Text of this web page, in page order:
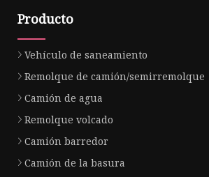
Producto
Vehículo de saneamiento
Remolque de camión/semirremolque
Camión de agua
Remolque volcado
Camión barredor
Camión de la basura